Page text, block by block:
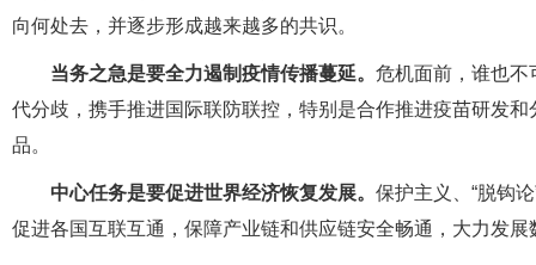
向何处去，并逐步形成越来越多的共识。
当务之急是要全力遏制疫情传播蔓延。 危机面前，谁也不
代分歧，携手推进国际联防联控，特别是合作推进疫苗研发
品。
中心任务是要促进世界经济恢复发展。 保护主义、“脱钩
促进各国互联互通，保障产业链和供应链安全畅通，大力发